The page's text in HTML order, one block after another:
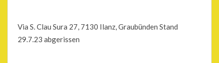
Via S. Clau Sura 27, 7130 Ilanz, Graubünden Stand
29.7.23 abgerissen